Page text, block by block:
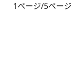
1ページ/5ページ